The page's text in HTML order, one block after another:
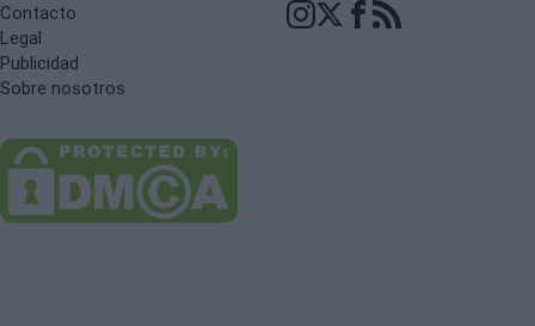
Contacto
Legal
Publicidad
Sobre nosotros